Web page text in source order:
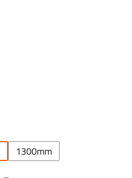
1300mm